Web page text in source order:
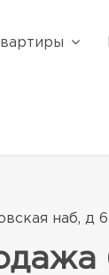
наб, д 6